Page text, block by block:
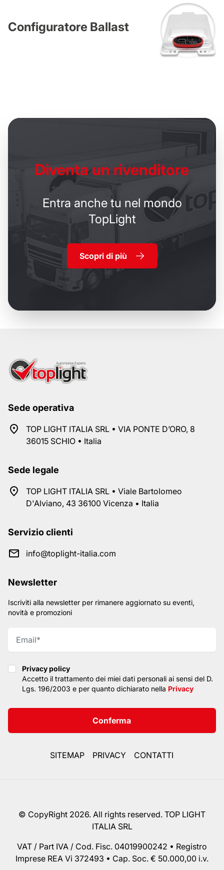
Configuratore Ballast
Diventa un rivenditore
Entra anche tu nel mondo
TopLight
Scopri di più
Sede operativa
TOP LIGHT ITALIA SRL • VIA PONTE D’ORO, 8
36015 SCHIO • Italia
Sede legale
TOP LIGHT ITALIA SRL • Viale Bartolomeo
D'Alviano, 43 36100 Vicenza • Italia
Servizio clienti
info@toplight-italia.com
Newsletter
Iscriviti alla newsletter per rimanere aggiornato su eventi,
novità e promozioni
Privacy policy
Privacy policy
Accetto il trattamento dei miei dati personali ai sensi del D.
Lgs. 196/2003 e per quanto dichiarato nella Privacy
Conferma
SITEMAP PRIVACY CONTATTI
© CopyRight 2026. All rights reserved. TOP LIGHT
ITALIA SRL
VAT / Part IVA / Cod. Fisc. 04019900242 • Registro
Imprese REA Vi 372493 • Cap. Soc. € 50.000,00 i.v.